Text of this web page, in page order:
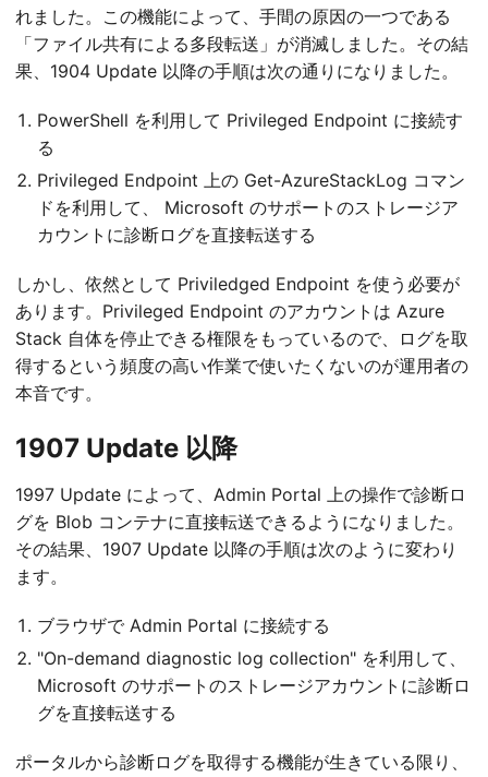
れました。この機能によって、手間の原因の一つである
「ファイル共有による多段転送」が消滅しました。その結
果、1904 Update 以降の手順は次の通りになりました。
PowerShell を利用して Privileged Endpoint に接続す
る
Privileged Endpoint 上の Get-AzureStackLog コマン
ドを利用して、 Microsoft のサポートのストレージア
カウントに診断ログを直接転送する
しかし、依然として Priviledged Endpoint を使う必要が
あります。Privileged Endpoint のアカウントは Azure
Stack 自体を停止できる権限をもっているので、ログを取
得するという頻度の高い作業で使いたくないのが運用者の
本音です。
1907 Update 以降
1997 Update によって、Admin Portal 上の操作で診断ロ
グを Blob コンテナに直接転送できるようになりました。
その結果、1907 Update 以降の手順は次のように変わり
ます。
ブラウザで Admin Portal に接続する
"On-demand diagnostic log collection" を利用して、
Microsoft のサポートのストレージアカウントに診断ロ
グを直接転送する
ポータルから診断ログを取得する機能が生きている限り、